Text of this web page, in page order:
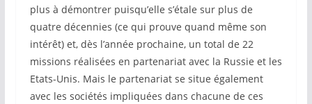
plus à démontrer puisqu’elle s’étale sur plus de
quatre décennies (ce qui prouve quand même son
intérêt) et, dès l’année prochaine, un total de 22
missions réalisées en partenariat avec la Russie et les
Etats-Unis. Mais le partenariat se situe également
avec les sociétés impliquées dans chacune de ces